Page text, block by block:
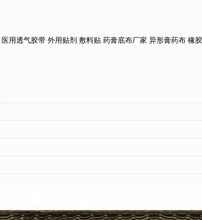
医用透气胶带 外用贴剂 敷料贴 药膏底布厂家 异形膏药布 橡